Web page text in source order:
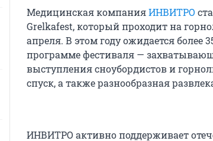
Медицинская компанияИНВИТРО
Grelkafest, который проходит на
апреля. В этом году ожидается более
программе фестиваля —
выступления сноубордистов и
спуск, а также разнообразная
ИНВИТРО активно поддерживает